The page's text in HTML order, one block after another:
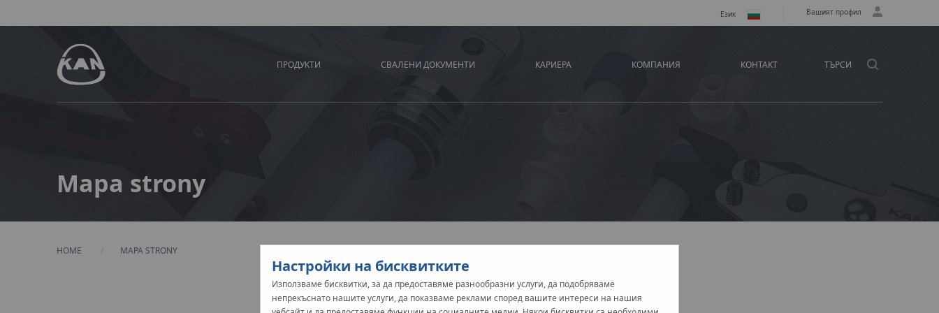
Език Вашият профил
ПРОДУКТИ СВАЛЕНИ ДОКУМЕНТИ КАРИЕРА КОМПАНИЯ КОНТАКТ ТЪРСИ
Mapa strony
HOME CURRENT:
MAPA STRONY
Настройки на бисквитките
Използваме бисквитки, за да предоставяме разнообразни услуги, да подобряваме
непрекъснато нашите услуги, да показваме реклами според вашите интереси на нашия